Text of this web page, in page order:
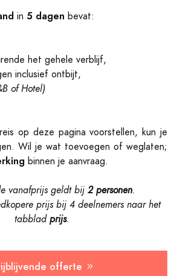
in 5 dagen bevat:
het gehele verblijf,
inclusief ontbijt,
of Hotel)
op deze pagina voorstellen, kun je
Wil je wat toevoegen of weglaten;
binnen je aanvraag.
vanafprijs geldt bij 2 personen.
prijs bij 4 deelnemers naarhet
tabblad prijs.
offerte